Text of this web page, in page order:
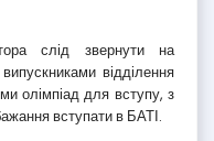
слід звернути на
відділення
олімпіад для вступу, з
вступати в БАТІ.